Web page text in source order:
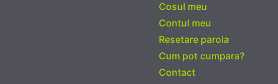
Cosul meu
Contul meu
Resetare parola
Cum pot cumpara?
Contact